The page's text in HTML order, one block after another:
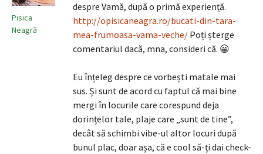
Pisica
Neagră
despre Vamă, după o primă experiență.
http://opisicaneagra.ro/bucati-din-tara-
mea-frumoasa-vama-veche/ Poți șterge
comentariul dacă, mna, consideri că. 😀
Eu înțeleg despre ce vorbești matale mai
sus. Și sunt de acord cu faptul că mai bine
mergi în locurile care corespund deja
dorințelor tale, plaje care „sunt de tine”,
decât să schimbi vibe-ul altor locuri după
bunul plac, doar așa, că e cool să-ți dai check-